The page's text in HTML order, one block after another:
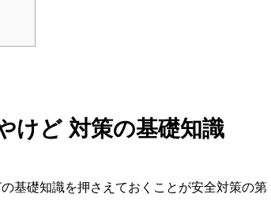
けど 対策の基礎知識
基礎知識を押さえておくことが安全対策の第